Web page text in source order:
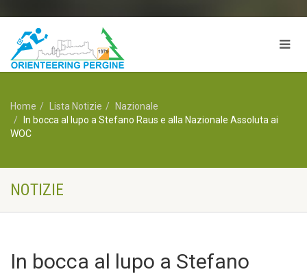
Home Lista Notizie
Nazionale
In bocca al lupo a Stefano Raus e alla Nazionale Assoluta ai
WOC
NOTIZIE
In bocca al lupo a Stefano